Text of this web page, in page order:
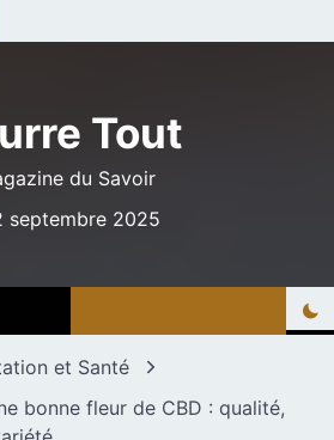
Tout
du Savoir
septembre 2025
et Santé
bonne fleur de CBD : qualité,